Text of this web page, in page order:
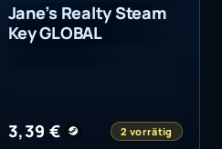
Jane’s Realty Steam
Key GLOBAL
3,39€ 2 vorrätig